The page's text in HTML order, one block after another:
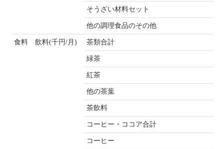
そうざい材料セット
他の調理食品のその他
食料 飲料(千円/月) 茶類合計
緑茶
紅茶
他の茶葉
茶飲料
コーヒー・ココア合計
コーヒー